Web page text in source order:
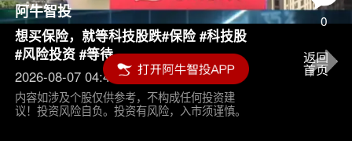
0
阿牛智投
想买保险，就等科技股跌#保险 #科技股
#风险投资 #等待
2026-08-07 04:45
内容如涉及个股仅供参考，不构成任何投资建
议！投资风险自负。投资有风险，入市须谨慎。